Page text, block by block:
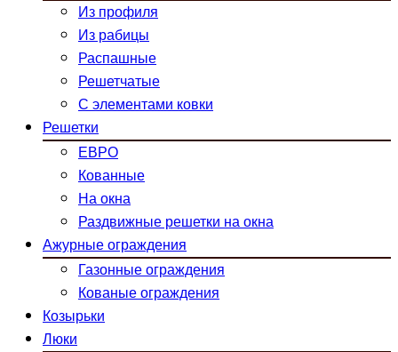
Из профиля
Из рабицы
Распашные
Решетчатые
С элементами ковки
Решетки
ЕВРО
Кованные
На окна
Раздвижные решетки на окна
Ажурные ограждения
Газонные ограждения
Кованые ограждения
Козырьки
Люки